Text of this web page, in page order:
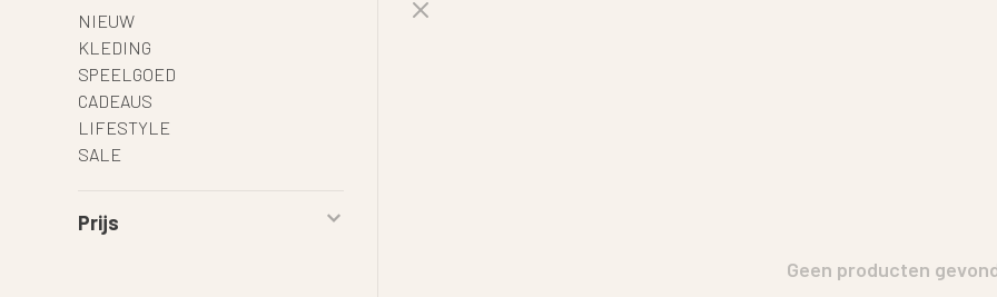
NIEUW
KLEDING
SPEELGOED
CADEAUS
LIFESTYLE
SALE
Prijs
Geen producten